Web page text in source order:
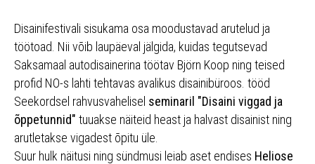
Disainifestivali sisukama osa moodustavad arutelud ja
töötoad. Nii võib laupäeval jälgida, kuidas tegutsevad
Saksamaal autodisainerina töötav Björn Koop ning teised
profid NO-s lahti tehtavas avalikus disainibüroos. tööd
Seekordsel rahvusvahelisel seminaril "Disaini viggad ja
õppetunnid" tuuakse näiteid heast ja halvast disainist ning
arutletakse vigadest õpitu üle.
Suur hulk näitusi ning sündmusi leiab aset endises Heliose